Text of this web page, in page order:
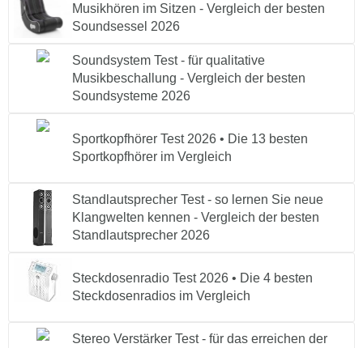
Musikhören im Sitzen - Vergleich der besten
Soundsessel 2026
Soundsystem Test - für qualitative
Musikbeschallung - Vergleich der besten
Soundsysteme 2026
Sportkopfhörer Test 2026 • Die 13 besten
Sportkopfhörer im Vergleich
Standlautsprecher Test - so lernen Sie neue
Klangwelten kennen - Vergleich der besten
Standlautsprecher 2026
Steckdosenradio Test 2026 • Die 4 besten
Steckdosenradios im Vergleich
Stereo Verstärker Test - für das erreichen der